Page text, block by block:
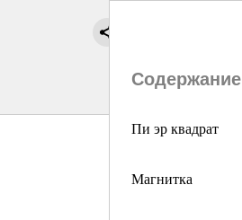
Содержание
Пи эр квадрат
Магнитка